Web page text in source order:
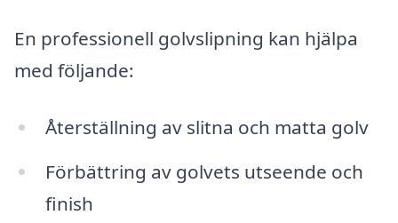
En professionell golvslipning kan hjälpa
med följande:
Återställning av slitna och matta golv
Förbättring av golvets utseende och
finish